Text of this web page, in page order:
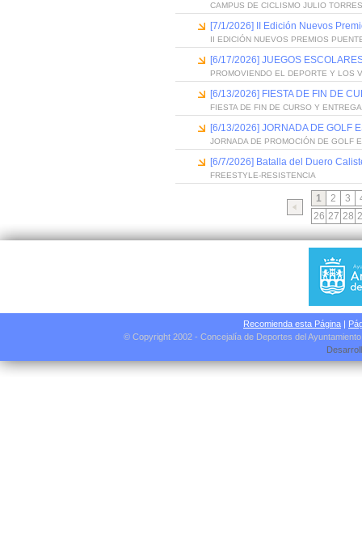
CAMPUS DE CICLISMO JULIO
[7/1/2026] II Edición Nuevos
II EDICIÓN NUEVOS PREMIOS
[6/17/2026] JUEGOS
PROMOVIENDO EL DEPORTE Y LOS
[6/13/2026] FIESTA DE FIN DE
FIESTA DE FIN DE CURSO Y
[6/13/2026] JORNADA DE GOLF
JORNADA DE PROMOCIÓN DE GOLF
[6/7/2026] Batalla del Duero
FREESTYLE-RESISTENCIA
1 2 3
26 27 28
Recomienda esta Página |
© Copyright 2002 - Concejalía de Deportes del